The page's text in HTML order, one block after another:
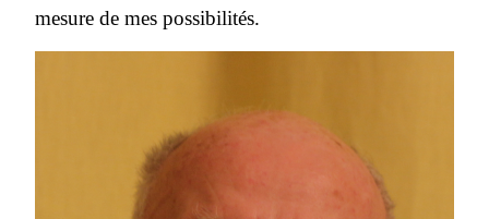
mesure de mes possibilités.